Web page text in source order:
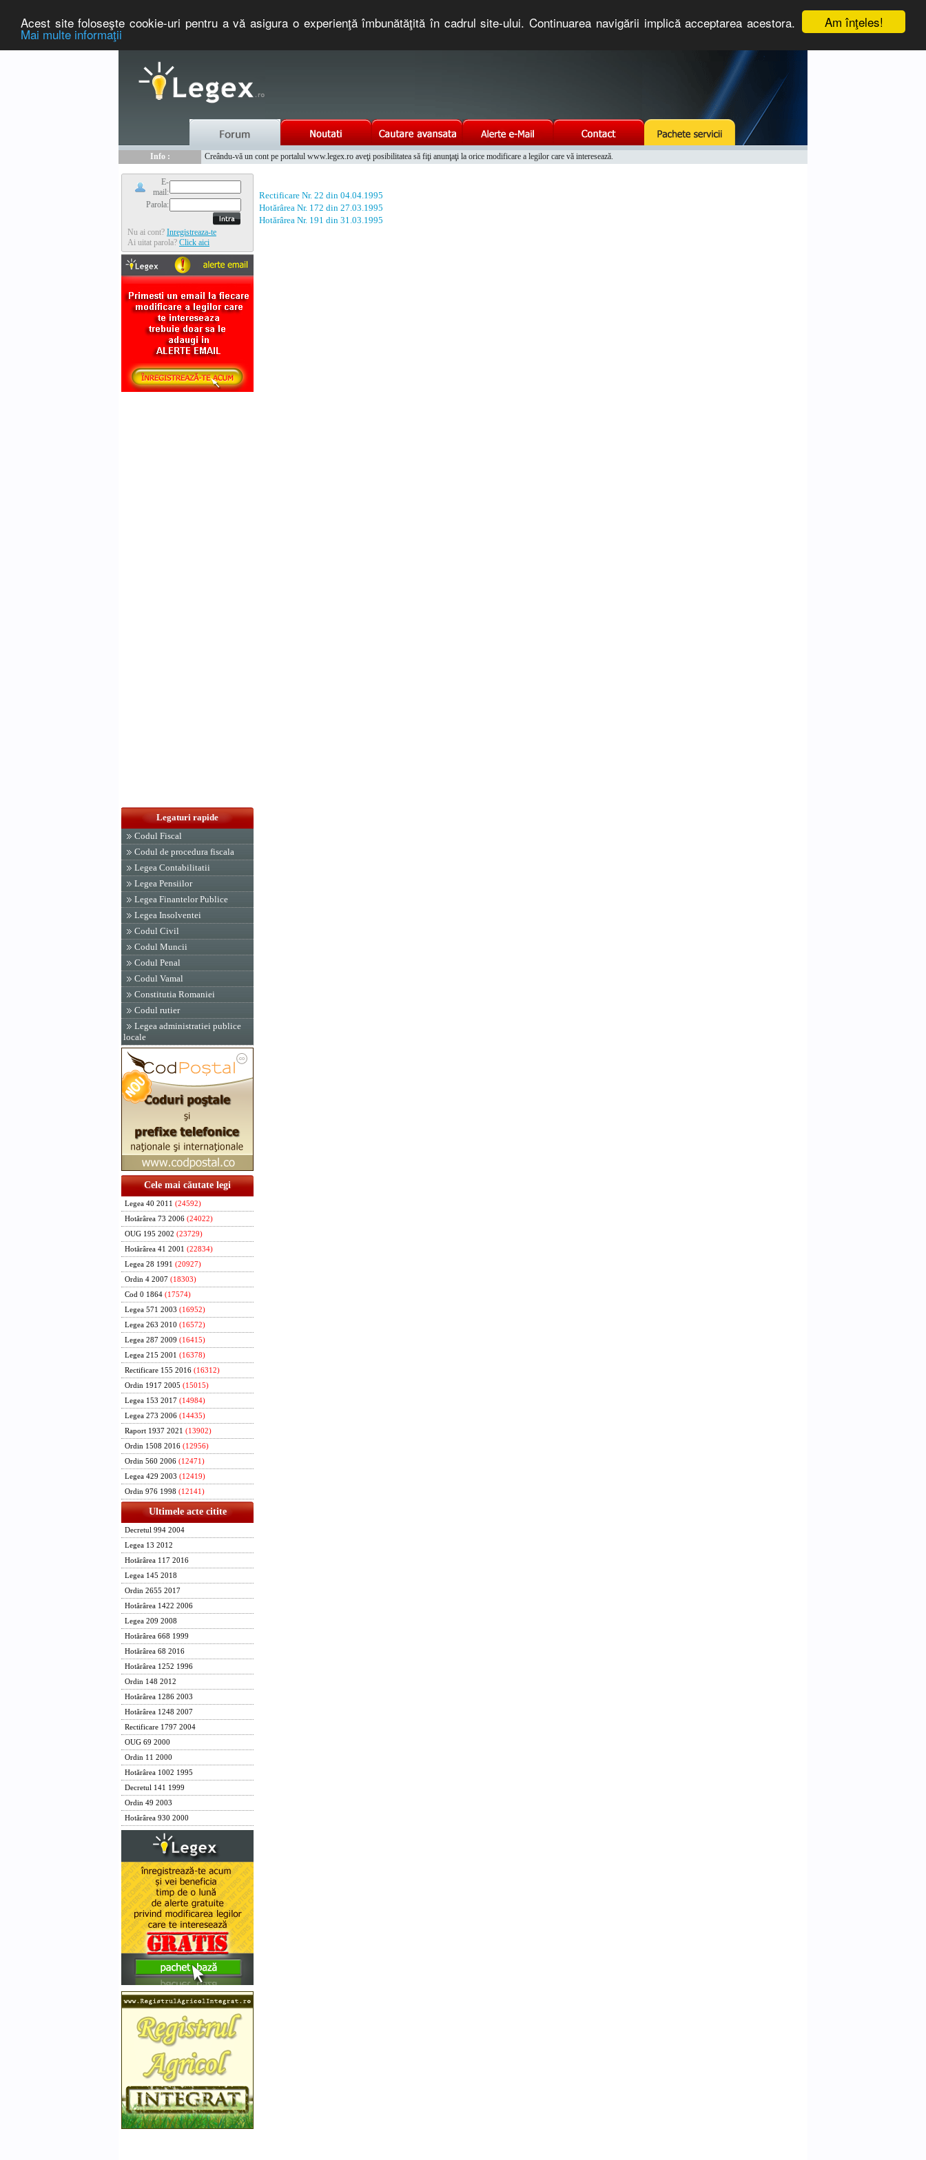
Am înţeles!
Acest site foloseşte cookie-uri pentru a vă asigura o experienţă îmbunătăţită în cadrul site-ului. Continuarea navigării implică acceptarea acestora.
Mai multe informaţii
Info :
Creându-vă un cont pe portalul www.legex.ro aveţi posibilitatea să fiţi anunţaţi la orice modificare a legilor care vă interesează.
E-
mail:
Parola:
Nu ai cont? Inregistreaza-te
Ai uitat parola? Click aici
Legaturi rapide
Codul Fiscal
Codul de procedura fiscala
Legea Contabilitatii
Legea Pensiilor
Legea Finantelor Publice
Legea Insolventei
Codul Civil
Codul Muncii
Codul Penal
Codul Vamal
Constitutia Romaniei
Codul rutier
Legea administratiei publice
locale
Cele mai căutate legi
Legea 40 2011 (24592)
Hotărârea 73 2006 (24022)
OUG 195 2002 (23729)
Hotărârea 41 2001 (22834)
Legea 28 1991 (20927)
Ordin 4 2007 (18303)
Cod 0 1864 (17574)
Legea 571 2003 (16952)
Legea 263 2010 (16572)
Legea 287 2009 (16415)
Legea 215 2001 (16378)
Rectificare 155 2016 (16312)
Ordin 1917 2005 (15015)
Legea 153 2017 (14984)
Legea 273 2006 (14435)
Raport 1937 2021 (13902)
Ordin 1508 2016 (12956)
Ordin 560 2006 (12471)
Legea 429 2003 (12419)
Ordin 976 1998 (12141)
Ultimele acte citite
Decretul 994 2004
Legea 13 2012
Hotărârea 117 2016
Legea 145 2018
Ordin 2655 2017
Hotărârea 1422 2006
Legea 209 2008
Hotărârea 668 1999
Hotărârea 68 2016
Hotărârea 1252 1996
Ordin 148 2012
Hotărârea 1286 2003
Hotărârea 1248 2007
Rectificare 1797 2004
OUG 69 2000
Ordin 11 2000
Hotărârea 1002 1995
Decretul 141 1999
Ordin 49 2003
Hotărârea 930 2000
Rectificare Nr. 22 din 04.04.1995
Hotărârea Nr. 172 din 27.03.1995
Hotărârea Nr. 191 din 31.03.1995